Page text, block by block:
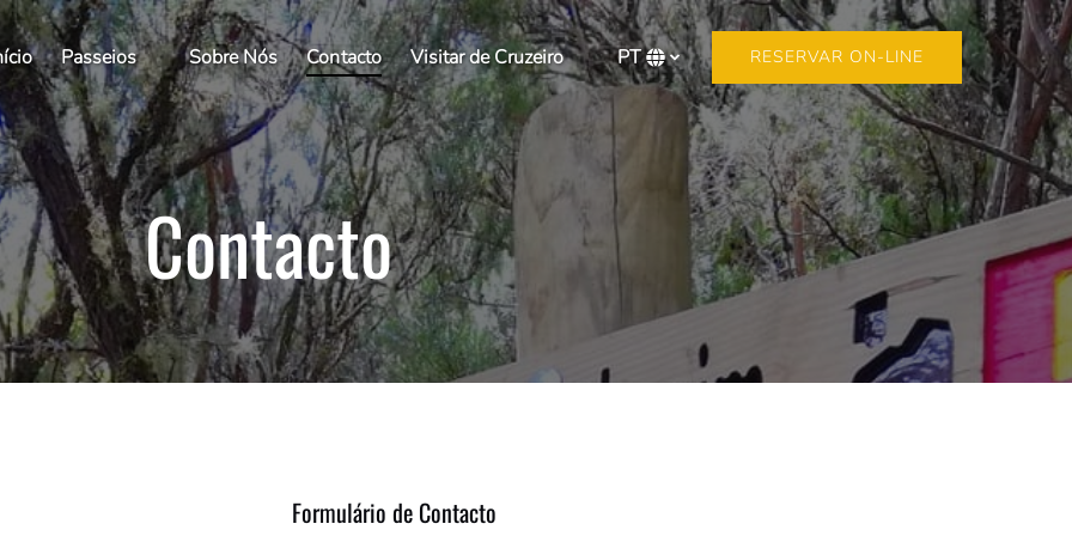
Passeios
Open Passeios
Menu
Sobre Nós Contacto Visitar de Cruzeiro
Selecione
o
seu
idioma
PT RESERVAR ON-LINE
Contacto
Formulário de Contacto